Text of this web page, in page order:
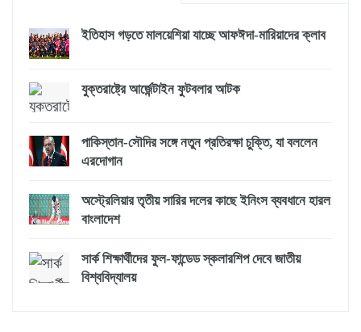
ইতিহাস গড়তে মালয়েশিয়া যাচ্ছে আফঈদা-মারিয়াদের ক্লাব
যুক্তরাষ্ট্রে আর্জেন্টাইন ফুটবলার আটক
পাকিস্তান-সৌদির সঙ্গে নতুন প্রতিরক্ষা চুক্তি, যা বললেন
এরদোগান
অস্ট্রেলিয়ার তৃতীয় সারির দলের কাছে ইনিংস ব্যবধানে হারল
বাংলাদেশ
সার্ক শিক্ষার্থীদের ফুল-ফান্ডেড স্কলারশিপ দেবে জাতীয়
বিশ্ববিদ্যালয়